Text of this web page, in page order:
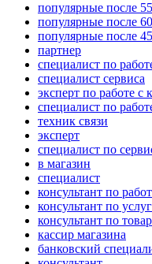
популярные после 55
популярные после 60
популярные после 45
партнер
специалист по
специалист сервиса
эксперт по работе с
специалист по
техник связи
эксперт
специалист по
в магазин
специалист
консультант по
консультант по
консультант по
кассир магазина
банковский